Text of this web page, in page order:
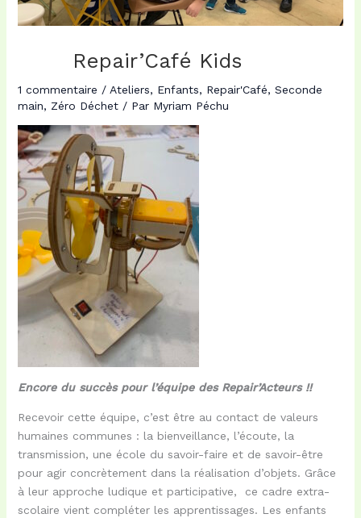
Repair’Café Kids
1 commentaire / Ateliers, Enfants, Repair'Café, Seconde
main, Zéro Déchet/ Par Myriam Péchu
Encore du succès pour l’équipe des Repair’Acteurs !!
Recevoir cette équipe, c’est être au contact de valeurs
humaines communes : la bienveillance, l’écoute, la
transmission, une école du savoir-faire et de savoir-être
pour agir concrètement dans la réalisation d’objets. Grâce
à leur approche ludique et participative, ce cadre extra-
scolaire vient compléter les apprentissages. Les enfants